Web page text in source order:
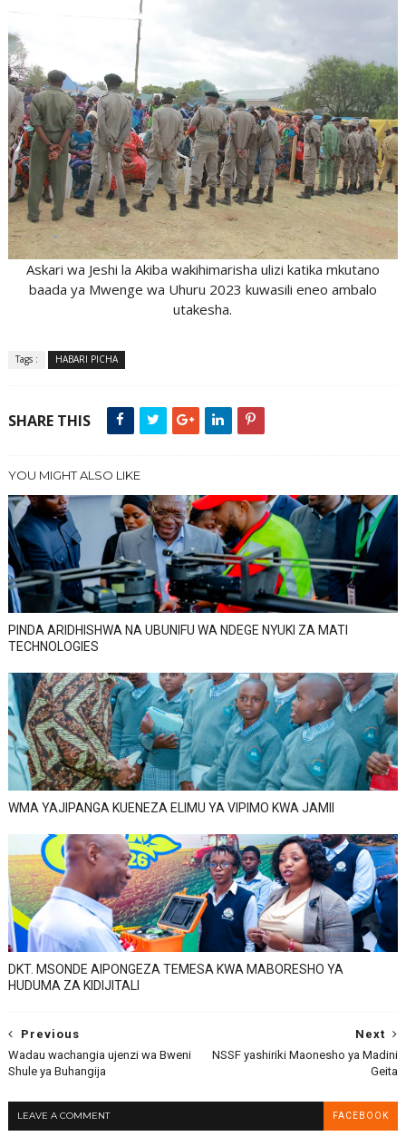
Askari wa Jeshi la Akiba wakihimarisha ulizi katika mkutano
baada ya Mwenge wa Uhuru 2023 kuwasili eneo ambalo
utakesha.
Tags : HABARI PICHA
SHARE THIS
YOU MIGHT ALSO LIKE
PINDA ARIDHISHWA NA UBUNIFU WA NDEGE NYUKI ZA MATI
TECHNOLOGIES
WMA YAJIPANGA KUENEZA ELIMU YA VIPIMO KWA JAMII
DKT. MSONDE AIPONGEZA TEMESA KWA MABORESHO YA
HUDUMA ZA KIDIJITALI
Next
NSSF yashiriki Maonesho ya Madini
Geita
Previous
Wadau wachangia ujenzi wa Bweni
Shule ya Buhangija
LEAVE A COMMENT FACEBOOK